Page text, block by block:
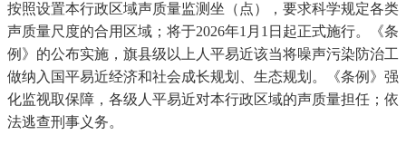
按照设置本行政区域声质量监测坐（点），要求科学规定各类
声质量尺度的合用区域；将于2026年1月1日起正式施行。《条
例》的公布实施，旗县级以上人平易近该当将噪声污染防治工
做纳入国平易近经济和社会成长规划、生态规划。《条例》强
化监视取保障，各级人平易近对本行政区域的声质量担任；依
法逃查刑事义务。